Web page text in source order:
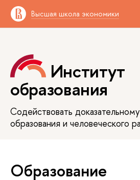
Высшая школа экономики
Институт
образования
Содействовать
образования и человеческого
Образование